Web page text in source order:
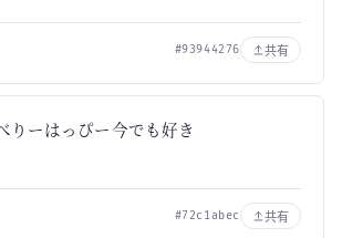
#93944276 共有
りーはっぴー今でも好き
#72c1abec 共有